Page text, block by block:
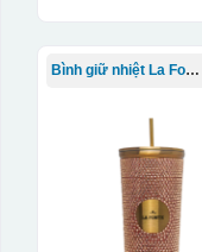
Bình giữ nhiệt La Fonte